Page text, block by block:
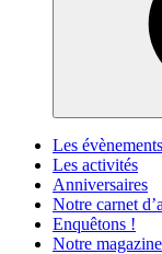
Les évènements
Les activités
Anniversaires
Notre carnet
Enquêtons !
Notre magazine